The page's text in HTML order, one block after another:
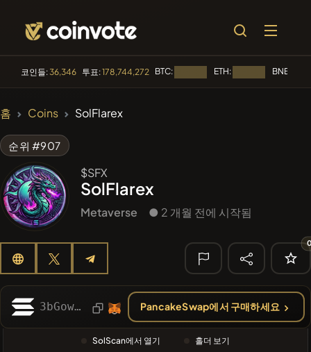
코인들:36,346 투표:178,744,272 BTC: ETH: BNB:
#84
PERFI PEEFITOKEN
#1367
🔎 최근 검색
❌최근 코인
홈 Coins SolFlarex
순위 #907
$SFX
SolFlarex
Metaverse ● 2 개월 전에 시작됨
3bGowoukrSFyTAbLeQeLJWdsdEXbNzcFavrKTPhEjTew PancakeSwap에서 구매하세요
SolScan에서 열기 홀더 보기